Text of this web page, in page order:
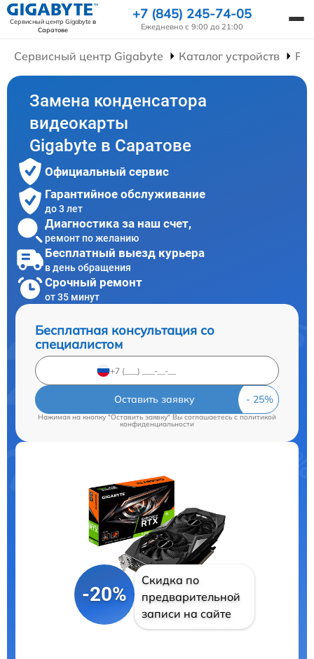
Сервисный центр Gigabyteв
Саратове
+7 (845) 245-74-05
Ежедневно с 9:00 до 21:00
Сервисный центр Gigabyte Каталог устройств
Замена конденсатора
видеокарты
Gigabyte в Саратове
Официальный сервис
Гарантийное обслуживание
до 3 лет
Диагностика за наш счет,
ремонт по желанию
Бесплатный выезд курьера
в день обращения
Срочный ремонт
от 35 минут
Бесплатная консультация со
специалистом
Оставить заявку
Нажимая на кнопку "Оставить заявку" Вы соглашаетесь c политикой
конфиденциальности
-20%
Скидка по
предварительной
записи на сайте